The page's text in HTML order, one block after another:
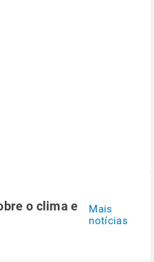
o clima e
Mais
notícias